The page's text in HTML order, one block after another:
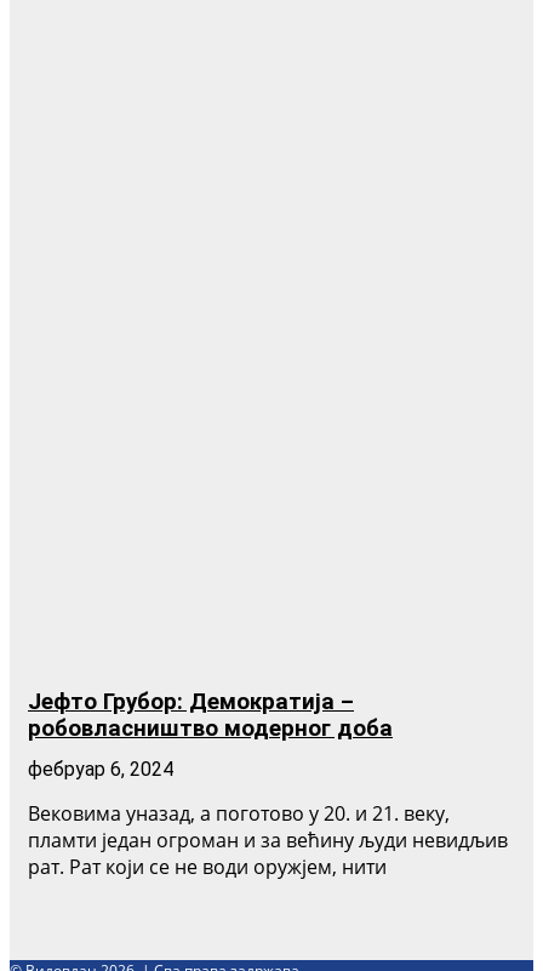
Јефто Грубор: Демократија –
робовласништво модерног доба
фебруар 6, 2024
Вековима уназад, а поготово у 20. и 21. веку,
пламти један огроман и за већину људи невидљив
рат. Рат који се не води оружјем, нити